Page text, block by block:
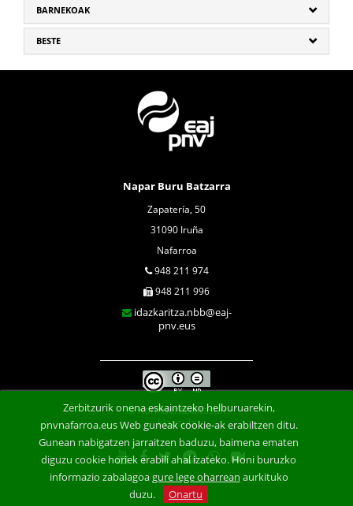
BARNEKOAK
BESTE
Napar Buru Batzarra
Zapatería, 50
31090 Iruña
Nafarroa
948 211 974
948 211 996
idazkaritza.nbb@eaj-
pnv.eus
Konfidentzialtasun
klausula
Zerbitzurik onena eskaintzeko helburuarekin,
pnvnafarroa.eus Web guneak cookie-ak erabiltzen ditu.
Gunean nabigatzen jarraitzen baduzu, baimena ematen
diguzu cookie horiek erabili ahal izateko. Honi buruzko
informazio zabalagoagure lege oharrean aurkituko
duzu.
Onartu